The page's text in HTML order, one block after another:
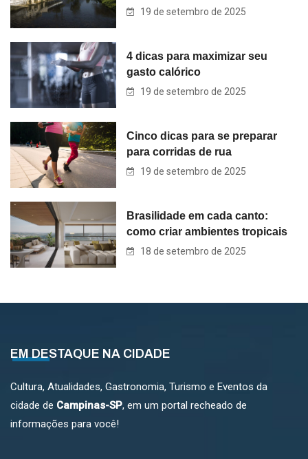
19 de setembro de 2025
4 dicas para maximizar seu
gasto calórico
19 de setembro de 2025
Cinco dicas para se preparar
para corridas de rua
19 de setembro de 2025
Brasilidade em cada canto:
como criar ambientes tropicais
18 de setembro de 2025
EM DESTAQUE NA CIDADE
Cultura, Atualidades, Gastronomia, Turismo e Eventos da
cidade de Campinas-SP, em um portal recheado de
informações para você!